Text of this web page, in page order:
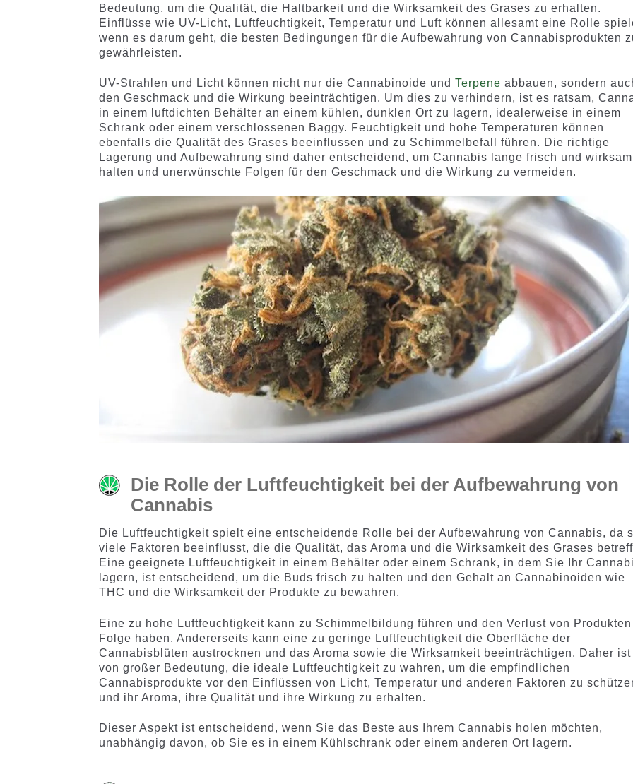
Bedeutung, um die Qualität, die Haltbarkeit und die Wirksamkeit des Grases zu erhalten.
Einflüsse wie UV-Licht, Luftfeuchtigkeit, Temperatur und Luft können allesamt eine Rolle
wenn es darum geht, die besten Bedingungen für die Aufbewahrung von Cannabisprodukten
gewährleisten.
UV-Strahlen und Licht können nicht nur die Cannabinoide undTerpene abbauen, sondern
den Geschmack und die Wirkung beeinträchtigen. Um dies zu verhindern, ist es ratsam,
in einem luftdichten Behälter an einem kühlen, dunklen Ort zu lagern, idealerweise in einem
Schrank oder einem verschlossenen Baggy. Feuchtigkeit und hohe Temperaturen können
ebenfalls die Qualität des Grases beeinflussen und zu Schimmelbefall führen. Die richtige
Lagerung und Aufbewahrung sind daher entscheidend, um Cannabis lange frisch und
halten und unerwünschte Folgen für den Geschmack und die Wirkung zu vermeiden.
Die Rolle der Luftfeuchtigkeit bei der Aufbewahrung von
Cannabis
Die Luftfeuchtigkeit spielt eine entscheidende Rolle bei der Aufbewahrung von Cannabis, da
viele Faktoren beeinflusst, die die Qualität, das Aroma und die Wirksamkeit des Grases
Eine geeignete Luftfeuchtigkeit in einem Behälter oder einem Schrank, in dem Sie Ihr
lagern, ist entscheidend, um die Buds frisch zu halten und den Gehalt an Cannabinoiden wie
THC und die Wirksamkeit der Produkte zu bewahren.
Eine zu hohe Luftfeuchtigkeit kann zu Schimmelbildung führen und den Verlust von
Folge haben. Andererseits kann eine zu geringe Luftfeuchtigkeit die Oberfläche der
Cannabisblüten austrocknen und das Aroma sowie die Wirksamkeit beeinträchtigen. Daher ist
von großer Bedeutung, die ideale Luftfeuchtigkeit zu wahren, um die empfindlichen
Cannabisprodukte vor den Einflüssen von Licht, Temperatur und anderen Faktoren zu
und ihr Aroma, ihre Qualität und ihre Wirkung zu erhalten.
Dieser Aspekt ist entscheidend, wenn Sie das Beste aus Ihrem Cannabis holen möchten,
unabhängig davon, ob Sie es in einem Kühlschrank oder einem anderen Ort lagern.